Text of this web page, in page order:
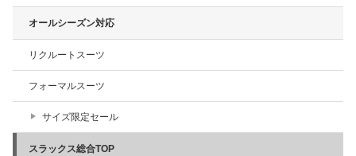
オールシーズン対応
リクルートスーツ
フォーマルスーツ
サイズ限定セール
スラックス総合TOP